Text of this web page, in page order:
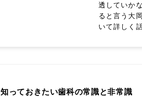
透していか
ると言う大
いて詳しく
知っておきたい歯科の常識と非常識